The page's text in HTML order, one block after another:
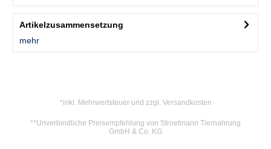
Artikelzusammensetzung
mehr
*inkl. Mehrwertsteuer und zzgl. Versandkosten
**Unverbindliche Preisempfehlung von Stroetmann Tiernahrung
GmbH & Co. KG